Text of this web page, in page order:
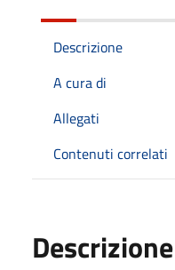
Descrizione
A cura di
Allegati
Contenuti correlati
Descrizione